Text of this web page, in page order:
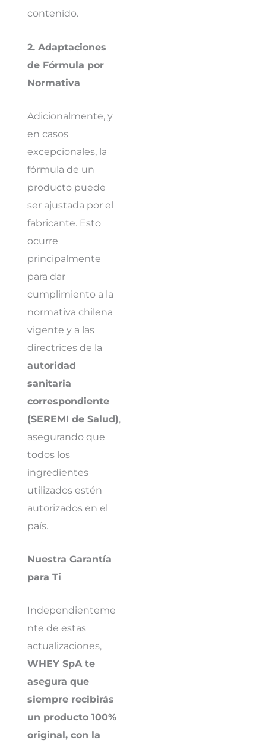
contenido.
2. Adaptaciones
de Fórmula por
Normativa
Adicionalmente, y
en casos
excepcionales, la
fórmula de un
producto puede
ser ajustada por el
fabricante. Esto
ocurre
principalmente
para dar
cumplimiento a la
normativa chilena
vigente y a las
directrices de la
autoridad
sanitaria
correspondiente
(SEREMI de Salud),
asegurando que
todos los
ingredientes
utilizados estén
autorizados en el
país.
Nuestra Garantía
para Ti
Independienteme
nte de estas
actualizaciones,
WHEY SpA te
asegura que
siempre recibirás
un producto 100%
original, con la